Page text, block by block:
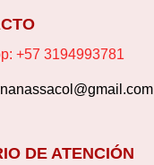
+57 3194993781
DE ATENCIÓN